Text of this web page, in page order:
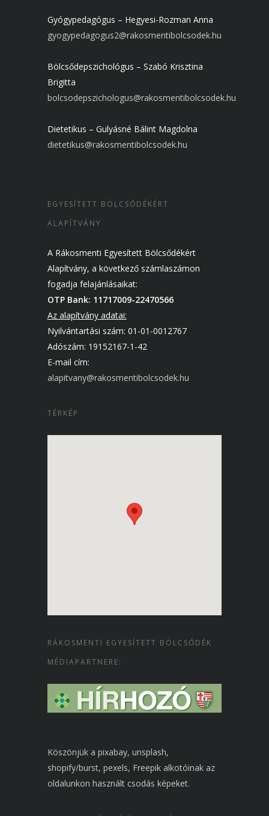
Gyógypedagógus – Hegyesi-Rozman Anna
gyogypedagogus2@rakosmentibolcsodek.hu
Bölcsődepszichológus – Szabó Krisztina
Brigitta
bolcsodepszichologus@rakosmentibolcsodek.hu
Dietetikus – Gulyásné Bálint Magdolna
dietetikus@rakosmentibolcsodek.hu
EGYESÍTETT BÖLCSŐDÉKÉRT
ALAPÍTVÁNY
A Rákosmenti Egyesített Bölcsődékért
Alapítvány, a következő számlaszámon
fogadja felajánlásaikat:
OTP Bank: 11717009-22470566
Az alapítvány adatai:
Nyilvántartási szám: 01-01-0012767
Adószám: 19152167-1-42
E-mail cím:
alapitvany@rakosmentibolcsodek.hu
TÉRKÉP
RÁKOSMENTI EGYESÍTETT BÖLCSŐDÉK
MÉDIAPARTNERE:
Köszönjük a pixabay, unsplash,
shopify/burst, pexels, Freepik alkotóinak az
oldalunkon használt csodás képeket.